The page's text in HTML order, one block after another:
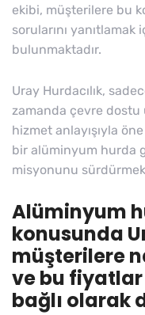
ekibi, müşterilere bu
sorularını yanıtlamak
bulunmaktadır.
Uray Hurdacılık,
zamanda çevre dostu
hizmet anlayışıyla
bir alüminyum hurda
misyonunu
Alüminyum
konusunda
müşterilere
ve bu
bağlı olarak